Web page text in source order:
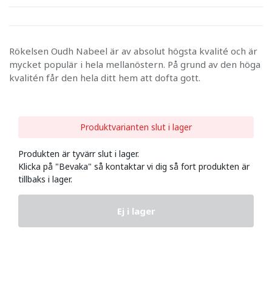
Rökelsen Oudh Nabeel är av absolut högsta kvalité och är
mycket populär i hela mellanöstern. På grund av den höga
kvalitén får den hela ditt hem att dofta gott.
Produktvarianten slut i lager
Produkten är tyvärr slut i lager.
Klicka på "Bevaka" så kontaktar vi dig så fort produkten är
tillbaks i lager.
Ej i lager